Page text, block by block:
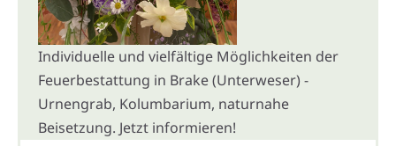
Individuelle und vielfältige Möglichkeiten der
Feuerbestattung in Brake (Unterweser) -
Urnengrab, Kolumbarium, naturnahe
Beisetzung. Jetzt informieren!